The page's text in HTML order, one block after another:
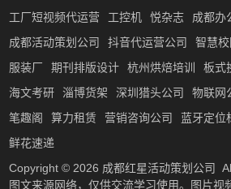
工厂短视频代运营
工控机 悦杂志
成都办
成都活动策划公司
抖音代运营公司 智慧
服装厂
期刊排版设计 杭州烘焙培训 板式
海文考研
淄博货架 深圳猎头公司 物联网
笔趣阁
算力租赁 营销咨询公司 蓝牙定位
鲜花速递
Copyright © 2026 成都红星活动策划公司
图文来源网络，仅供交流学习使用。图片视